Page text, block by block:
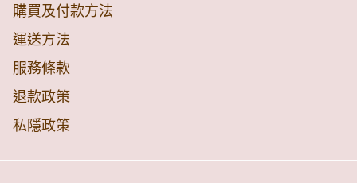
購買及付款方法
運送方法
服務條款
退款政策
私隱政策